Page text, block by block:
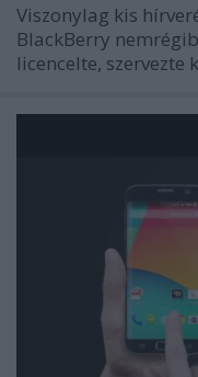
Viszonylag kis
BlackBerry
licencelte, szervezte